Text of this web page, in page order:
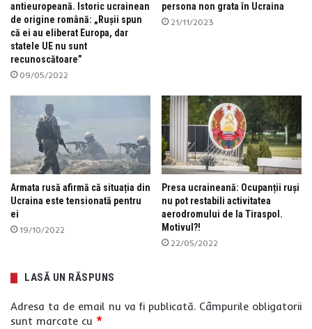
antieuropeană. Istoric ucrainean
de origine română: „Rușii spun
că ei au eliberat Europa, dar
statele UE nu sunt
recunoscătoare”
09/05/2022
persona non grata în Ucraina
21/11/2023
Armata rusă afirmă că situația din
Ucraina este tensionată pentru
ei
19/10/2022
Presa ucraineană: Ocupanții ruși
nu pot restabili activitatea
aerodromului de la Tiraspol.
Motivul?!
22/05/2022
LASĂ UN RĂSPUNS
Adresa ta de email nu va fi publicată. Câmpurile obligatorii
sunt marcate cu *